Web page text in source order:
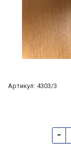
Артикул: 4303/3